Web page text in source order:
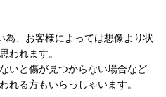
為、お客様によっては想像より状
われます。
いと傷が見つからない場合など
れる方もいらっしゃいます。